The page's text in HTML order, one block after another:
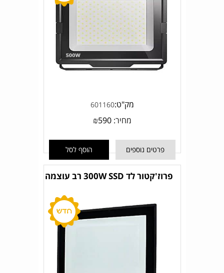
מק"ט:601160
מחיר: ₪590
פרטים נוספים הוסף לסל
פרוז'קטור לד 300W SSD רב עוצמה